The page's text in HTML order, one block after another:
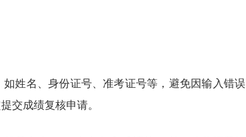
姓名、身份证号、准考证号等，避免因输入错误
交成绩复核申请。